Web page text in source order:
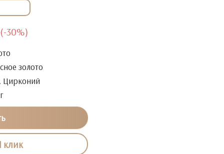
(-30%)
золото
Цирконий
клик